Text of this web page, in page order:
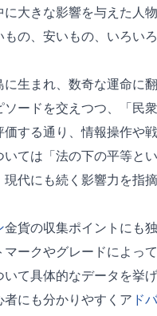
に大きな影響を与えた人
もの、安いもの、いろい
に生まれ、数奇な運命に
ソードを交えつつ、「民
価する通り、情報操作や
いては「法の下の平等と
現代にも続く影響力を指摘
金貨の収集ポイントにも
マークやグレードによっ
いて具体的なデータを挙
者にも分かりやすくア ド